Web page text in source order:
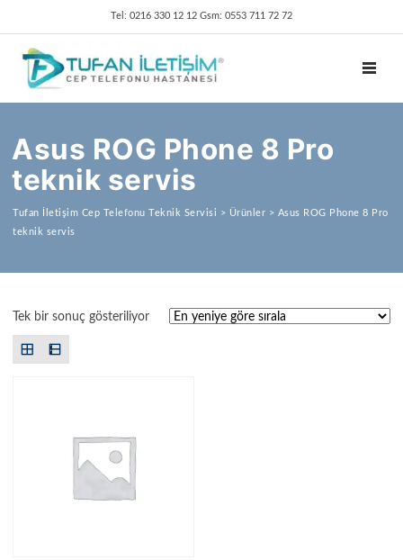
Tel: 0216 330 12 12 Gsm: 0553 711 72 72
Asus ROG Phone 8 Pro
teknik servis
Tufan İletişim Cep Telefonu Teknik Servisi > Ürünler > Asus ROG Phone 8 Pro
teknik servis
Tek bir sonuç gösteriliyor